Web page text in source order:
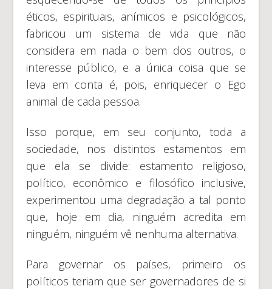
éticos, espirituais, anímicos e psicológicos,
fabricou um sistema de vida que não
considera em nada o bem dos outros, o
interesse público, e a única coisa que se
leva em conta é, pois, enriquecer o Ego
animal de cada pessoa.
Isso porque, em seu conjunto, toda a
sociedade, nos distintos estamentos em
que ela se divide: estamento religioso,
político, econômico e filosófico inclusive,
experimentou uma degradação a tal ponto
que, hoje em dia, ninguém acredita em
ninguém, ninguém vê nenhuma alternativa.
Para governar os países, primeiro os
políticos teriam que ser governadores de si